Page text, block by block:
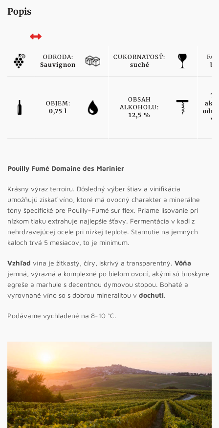
Popis
ODRODA:
Sauvignon
CUKORNATOSŤ:
suché
OBJEM:
0,75 l
OBSAH
ALKOHOLU:
12,5 %
Pouilly Fumé Domaine des Marinier
Krásny výraz terroiru. Dôsledný výber štiav a vinifikácia
umožňujú získať víno, ktoré má ovocný charakter a minerálne
tóny špecifické pre Pouilly-Fumé sur flex. Priame lisovanie pri
nízkom tlaku extrahuje najlepšie šťavy. Fermentácia v kadi z
nehrdzavejúcej ocele pri nízkej teplote. Starnutie na jemných
kaloch trvá 5 mesiacov, to je minimum.
Vzhľad vína je žltkastý, číry, iskrivý a transparentný. Vôňa
jemná, výrazná a komplexné po bielom ovocí, akými sú broskyne
egreše a marhule s decentnou dymovou stopou. Bohaté a
vyrovnané víno so s dobrou mineralitou v dochuti.
Podávame vychladené na 8-10 °C.